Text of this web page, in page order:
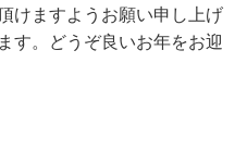
けますようお願い申し上げ
す。どうぞ良いお年をお迎